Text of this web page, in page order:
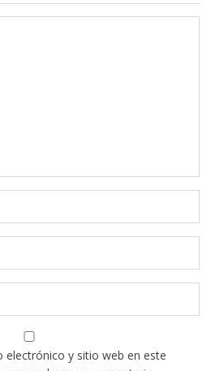
electrónico y sitio web en este